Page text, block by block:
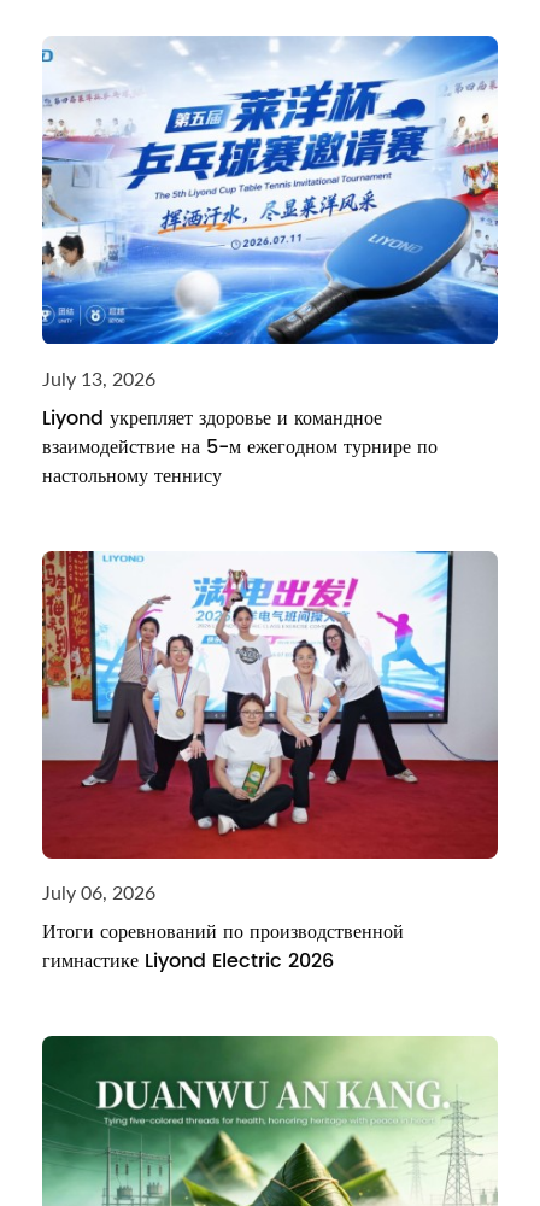
July 13, 2026
Liyond укрепляет здоровье и командное
взаимодействие на 5-м ежегодном турнире по
настольному теннису
July 06, 2026
Итоги соревнований по производственной
гимнастике Liyond Electric 2026